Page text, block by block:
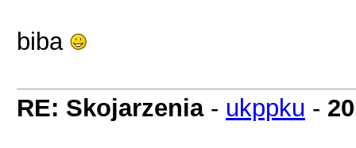
biba
RE: Skojarzenia- ukppku -